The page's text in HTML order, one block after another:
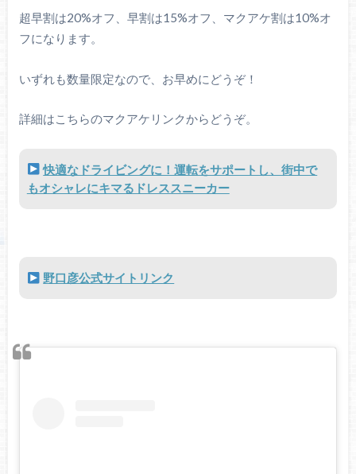
超早割は20%オフ、早割は15%オフ、マクアケ割は10%オ
フになります。
いずれも数量限定なので、お早めにどうぞ！
詳細はこちらのマクアケリンクからどうぞ。
快適なドライビングに！運転をサポートし、街中で
もオシャレにキマるドレススニーカー
野口彦公式サイトリンク